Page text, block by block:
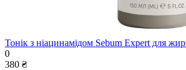
Тонік з ніацинамідом Sebum Expert для
0
380 ₴